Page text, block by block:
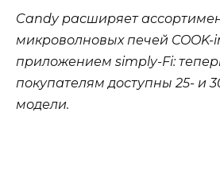
Candy расширяет
микроволновых печей COOK-
приложением simply-Fi:
покупателям доступны 25- и
модели.